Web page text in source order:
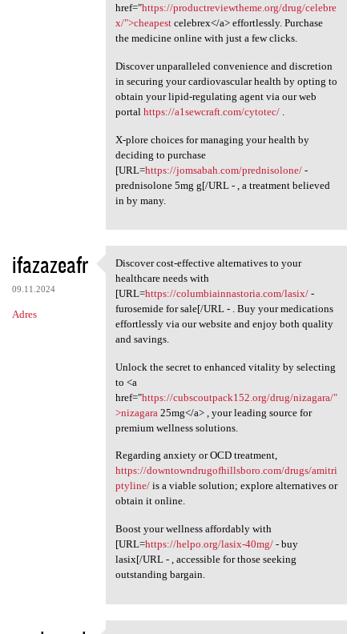
href="https://productreviewtheme.org/drug/celebre
x/">cheapestcelebrex</a> effortlessly. Purchase
the medicine online with just a few clicks.
Discover unparalleled convenience and discretion
in securing your cardiovascular health by opting to
obtain your lipid-regulating agent via our web
portal https://a1sewcraft.com/cytotec/.
X-plore choices for managing your health by
deciding to purchase
[URL=https://jomsabah.com/prednisolone/-
prednisolone 5mg g[/URL - , a treatment believed
in by many.
ifazazeafr
09.11.2024
Adres
Discover cost-effective
Discover cost-effective alternatives to your
healthcare needs with
[URL=https://columbiainnastoria.com/lasix/-
furosemide for sale[/URL - . Buy your medications
effortlessly via our website and enjoy both quality
and savings.
Unlock the secret to enhanced vitality by selecting
to <a
href="https://cubscoutpack152.org/drug/nizagara/"
>nizagara 25mg</a> , your leading source for
premium wellness solutions.
Regarding anxiety or OCD treatment,
https://downtowndrugofhillsboro.com/drugs/amitri
ptyline/is a viable solution; explore alternatives or
obtain it online.
Boost your wellness affordably with
[URL=https://helpo.org/lasix-40mg/- buy
lasix[/URL - , accessible for those seeking
outstanding bargain.